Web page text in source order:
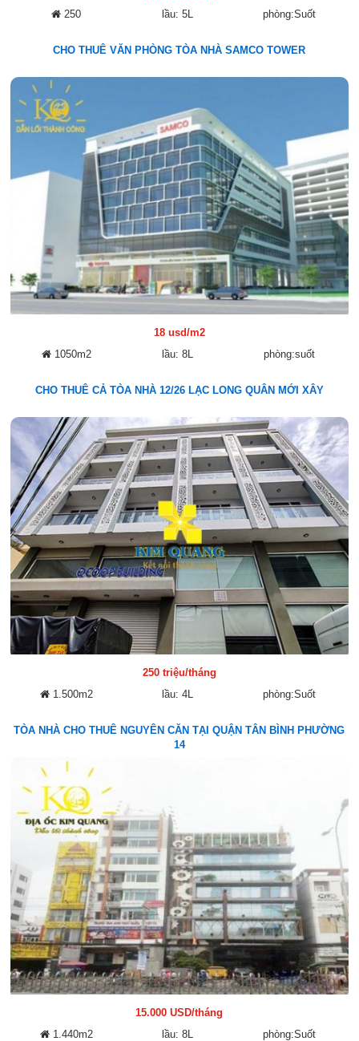
250
lầu: 5L phòng:Suốt
CHO THUÊ VĂN PHÒNG TÒA NHÀ SAMCO TOWER
18 usd/m2
1050m2
lầu: 8L phòng:suốt
CHO THUÊ CẢ TÒA NHÀ 12/26 LẠC LONG QUÂN MỚI XÂY
250 triệu/tháng
1.500m2
lầu: 4L phòng:Suốt
TÒA NHÀ CHO THUÊ NGUYÊN CĂN TẠI QUẬN TÂN BÌNH PHƯỜNG
14
15.000 USD/tháng
1.440m2
lầu: 8L phòng:Suốt